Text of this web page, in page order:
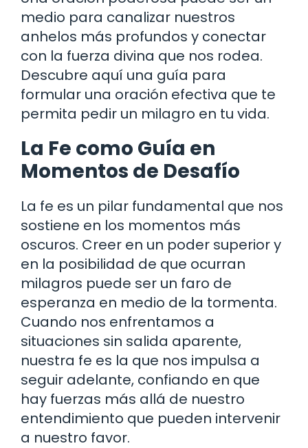
medio para canalizar nuestros
anhelos más profundos y conectar
con la fuerza divina que nos rodea.
Descubre aquí una guía para
formular una oración efectiva que te
permita pedir un milagro en tu vida.
La Fe como Guía en
Momentos de Desafío
La fe es un pilar fundamental que nos
sostiene en los momentos más
oscuros. Creer en un poder superior y
en la posibilidad de que ocurran
milagros puede ser un faro de
esperanza en medio de la tormenta.
Cuando nos enfrentamos a
situaciones sin salida aparente,
nuestra fe es la que nos impulsa a
seguir adelante, confiando en que
hay fuerzas más allá de nuestro
entendimiento que pueden intervenir
a nuestro favor.